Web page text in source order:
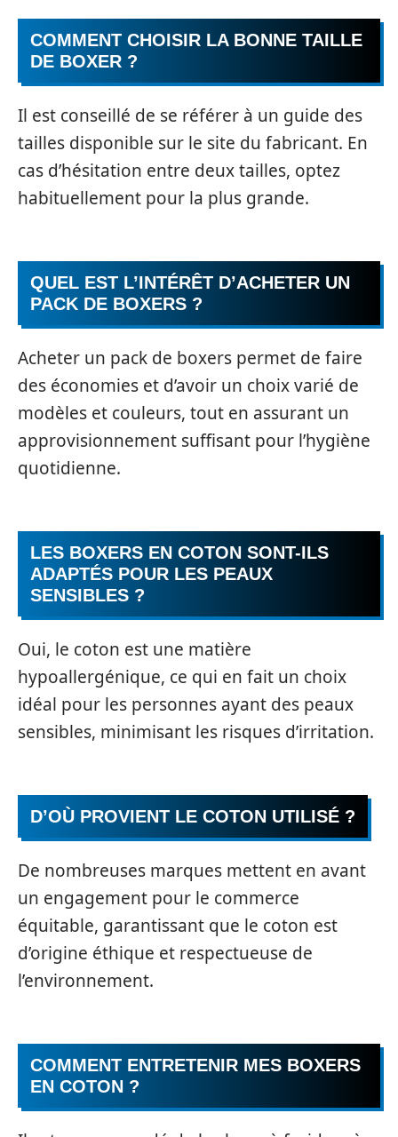
COMMENT CHOISIR LA BONNE TAILLE
DE BOXER ?
Il est conseillé de se référer à un guide des
tailles disponible sur le site du fabricant. En
cas d’hésitation entre deux tailles, optez
habituellement pour la plus grande.
QUEL EST L’INTÉRÊT D’ACHETER UN
PACK DE BOXERS ?
Acheter un pack de boxers permet de faire
des économies et d’avoir un choix varié de
modèles et couleurs, tout en assurant un
approvisionnement suffisant pour l’hygiène
quotidienne.
LES BOXERS EN COTON SONT-ILS
ADAPTÉS POUR LES PEAUX
SENSIBLES ?
Oui, le coton est une matière
hypoallergénique, ce qui en fait un choix
idéal pour les personnes ayant des peaux
sensibles, minimisant les risques d’irritation.
D’OÙ PROVIENT LE COTON UTILISÉ ?
De nombreuses marques mettent en avant
un engagement pour le commerce
équitable, garantissant que le coton est
d’origine éthique et respectueuse de
l’environnement.
COMMENT ENTRETENIR MES BOXERS
EN COTON ?